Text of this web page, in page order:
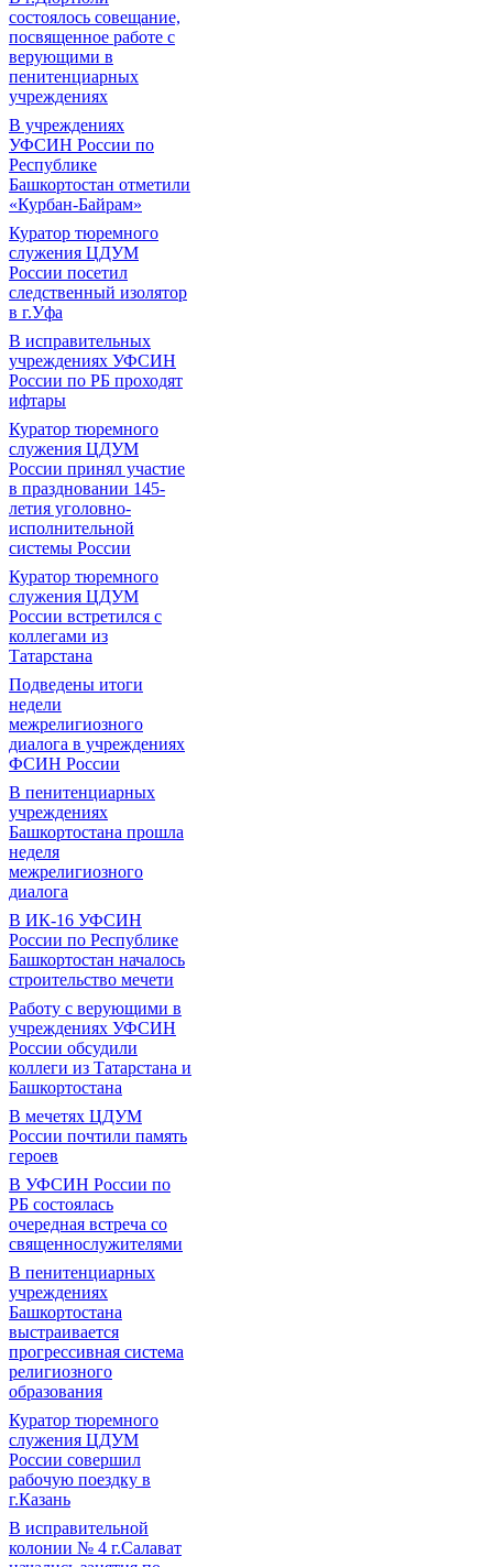
состоялось совещание,
посвященное работе с
верующими в
пенитенциарных
учреждениях
В учреждениях
УФСИН России по
Республике
Башкортостан отметили
«Курбан-Байрам»
Куратор тюремного
служения ЦДУМ
России посетил
следственный изолятор
в г.Уфа
В исправительных
учреждениях УФСИН
России по РБ проходят
ифтары
Куратор тюремного
служения ЦДУМ
России принял участие
в праздновании 145-
летия уголовно-
исполнительной
системы России
Куратор тюремного
служения ЦДУМ
России встретился с
коллегами из
Татарстана
Подведены итоги
недели
межрелигиозного
диалога в учреждениях
ФСИН России
В пенитенциарных
учреждениях
Башкортостана прошла
неделя
межрелигиозного
диалога
В ИК-16 УФСИН
России по Республике
Башкортостан началось
строительство мечети
Работу с верующими в
учреждениях УФСИН
России обсудили
коллеги из Татарстана и
Башкортостана
В мечетях ЦДУМ
России почтили память
героев
В УФСИН России по
РБ состоялась
очередная встреча со
священнослужителями
В пенитенциарных
учреждениях
Башкортостана
выстраивается
прогрессивная система
религиозного
образования
Куратор тюремного
служения ЦДУМ
России совершил
рабочую поездку в
г.Казань
В исправительной
колонии № 4 г.Салават